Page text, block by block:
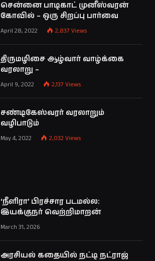
சென்னை பாடிகாட் முனீஸ்வரன்
கோவில் – ஒரு சிறப்பு பார்வை
April 28, 2022 2,837 Views
திருமழிசை ஆழ்வார் வாழ்க்கை
வரலாறு –
April 9, 2022 2,137 Views
சண்டிகேஸ்வரர் வரலாறும்
வழிபாடும்
May 4, 2022 2,032 Views
‘நீளிரா’ பிரச்சார படமல்ல:
இயக்குநர் வெற்றிமாறன்
March 31, 2026
அரசியல் கதையில் நட்டி நட்ராஜ்